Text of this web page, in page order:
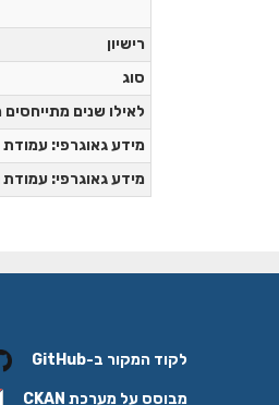
רישיון
סוג
לאילו שנים מתייחסים
מידע גאוגרפי: עמודת lat
מידע גאוגרפי: עמודת lon
לקוד המקור ב-GitHub
מבוסס על מערכת CKAN